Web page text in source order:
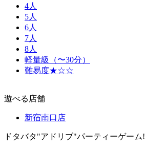
4人
5人
6人
7人
8人
軽量級（〜30分）
難易度★☆☆
遊べる店舗
新宿南口店
ドタバタ"アドリブ"パーティーゲーム!